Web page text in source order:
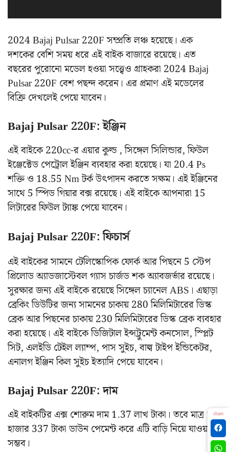
2024 Bajaj Pulsar 220F সম্প্রতি লঞ্চ হয়েছে। এক
দশকের বেশি সময় ধরে এই বাইক বাজারে রয়েছে। এত
বছরের পুরোনো মডেল হওয়া সত্ত্বেও গ্রাহকরা 2024 Bajaj
Pulsar 220F বেশ পছন্দ করেন। এর প্রমাণ এই মডেলের
বিক্রি দেখলেই পেয়ে যাবেন।
Bajaj Pulsar 220F: ইঞ্জিন
এই বাইকে 220cc-র এয়ার কুল্ড , সিঙ্গেল সিলিন্ডার, ফিউল
ইঞ্জেক্টেড পেট্রোল ইঞ্জিন ব্যবহার করা হয়েছে। যা 20.4 Ps
শক্তি ও 18.55 Nm টর্ক উৎপাদন করতে সক্ষম। এই ইঞ্জিনের
সাথে 5 স্পিড গিয়ার বক্স রয়েছে। এই বাইকে আপনারা 15
লিটারের ফিউল ট্যাঙ্ক পেয়ে যাবেন।
Bajaj Pulsar 220F: ফিচার্স
এই বাইকের সামনে টেলিস্কোপিক ফোর্ক আর পিছনে 5 স্টেপ
প্রিলোড অ্যাডজাস্টেবল গ্যাস চার্জড শক অ্যাবজর্ভার রয়েছে‌।
সুরক্ষার জন্য এই বাইকে রয়েছে সিঙ্গেল চ্যানেল ABS। এছাড়া
ব্রেকিং ডিউটির জন্য সামনের চাকায় 280 মিলিমিটারের ডিস্ক
ব্রেক আর পিছনের চাকায় 230 মিলিমিটারের ডিস্ক ব্রেক ব্যবহার
করা হয়েছে‌। এই বাইকে ডিজিটাল ইন্সট্রুমেন্ট কনসোল, স্প্লিট
সিট, এলইডি টেইল ল্যাম্প, পাস সুইচ, বাল্ব টাইপ ইন্ডিকেটর,
এনালগ ইঞ্জিন কিল সুইচ ইত্যাদি পেয়ে যাবেন।
Bajaj Pulsar 220F: দাম
এই বাইকটির এক্স শোরুম দাম 1.37 লাখ টাকা। তবে মাত্র 16
হাজার 337 টাকা ডাউন পেমেন্ট করে এটি বাড়ি নিয়ে যাওয়া
সম্ভব।
share